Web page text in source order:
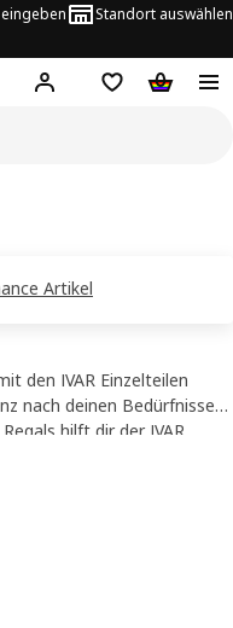
eingeben Standort auswählen
Hej! Hier einloggen
Merkzettel
Artikel
den IVAR Einzelteilen
nach deinen Bedürfnissen
oder
gesamte Regal in einer
hilft dir der IVAR